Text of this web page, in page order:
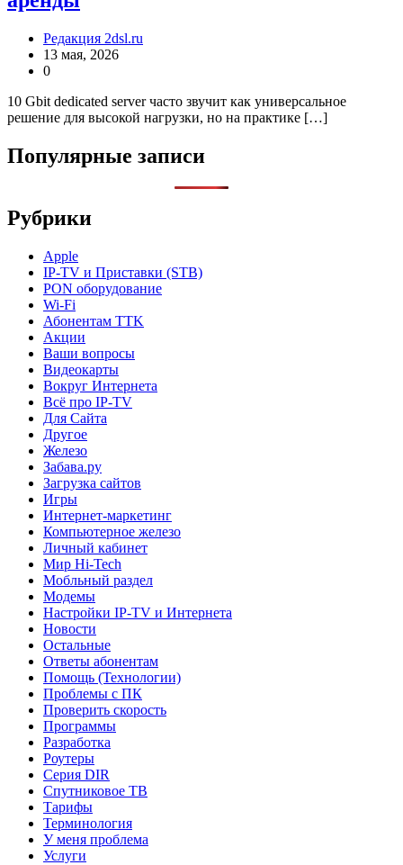
Редакция 2dsl.ru
13 мая, 2026
0
10 Gbit dedicated server часто звучит как универсальное
решение для высокой нагрузки, но на практике […]
Популярные записи
Рубрики
Apple
IP-TV и Приставки (STB)
PON оборудование
Wi-Fi
Абонентам TTK
Акции
Ваши вопросы
Видеокарты
Вокруг Интернета
Всё про IP-TV
Для Сайта
Другое
Железо
Забава.ру
Загрузка сайтов
Игры
Интернет-маркетинг
Компьютерное железо
Личный кабинет
Мир Hi-Tech
Мобльный раздел
Модемы
Настройки IP-TV и Интернета
Новости
Остальные
Ответы абонентам
Помощь (Технологии)
Проблемы с ПК
Проверить скорость
Программы
Разработка
Роутеры
Серия DIR
Спутниковое ТВ
Тарифы
Терминология
У меня проблема
Услуги